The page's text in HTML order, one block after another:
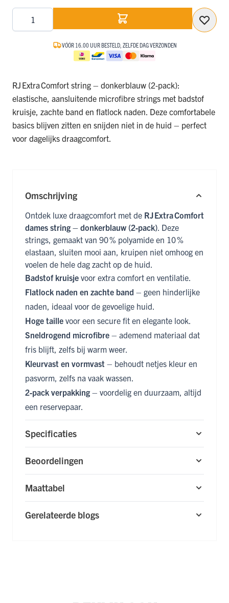
VÓÓR 16.00 UUR BESTELD, ZELFDE DAG VERZONDEN
RJ Extra Comfort string – donkerblauw (2‑pack):
elastische, aansluitende microfibre strings met badstof
kruisje, zachte band en flatlock naden. Deze comfortabele
basics blijven zitten en snijden niet in de huid – perfect
voor dagelijks draagcomfort.
Omschrijving
Ontdek luxe draagcomfort met de RJ Extra Comfort
dames string – donkerblauw (2‑pack). Deze
strings, gemaakt van 90 % polyamide en 10 %
elastaan, sluiten mooi aan, kruipen niet omhoog en
voelen de hele dag zacht op de huid.
Badstof kruisje voor extra comfort en ventilatie.
Flatlock naden en zachte band – geen hinderlijke
naden, ideaal voor de gevoelige huid.
Hoge taille voor een secure fit en elegante look.
Sneldrogend microfibre – ademend materiaal dat
fris blijft, zelfs bij warm weer.
Kleurvast en vormvast – behoudt netjes kleur en
pasvorm, zelfs na vaak wassen.
2‑pack verpakking – voordelig en duurzaam, altijd
een reservepaar.
Specificaties
Beoordelingen
Maattabel
Gerelateerde blogs